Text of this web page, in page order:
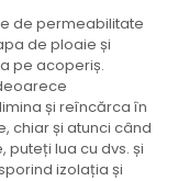
de permeabilitate
de ploaie și
pe acoperiș.
și reîncărca în
chiar și atunci când
puteți lua cu dvs. și
izolația și